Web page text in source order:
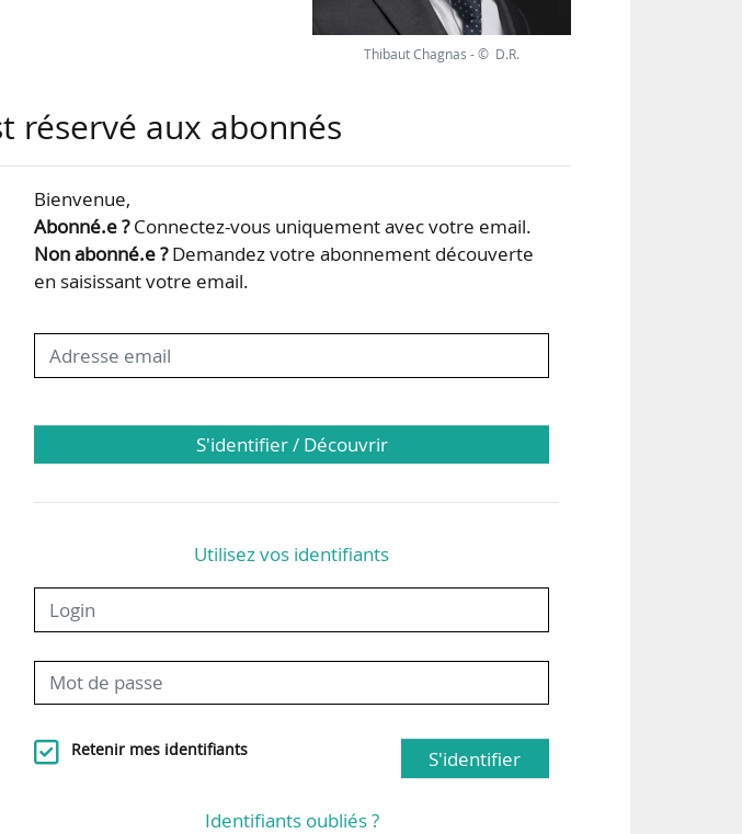
adjoint et secrétaire général
Ville de Paris de juillet 2020
Thibaut Chagnas - © D.R.
réservé aux abonnés
Bienvenue,
Abonné.e ?Connectez-vous uniquement avec votre email.
Non abonné.e ?Demandez votre abonnement découverte
en saisissant votre email.
S'identifier / Découvrir
Utilisez vos identifiants
Retenir mes identifiants S'identifier
Identifiants oubliés ?